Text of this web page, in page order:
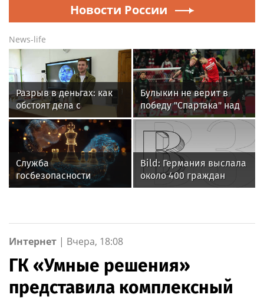
Новости России
News-life
Разрыв в деньгах: как
обстоят дела с
гендерными
стереотипами на рынке
труда в России
Булыкин не верит в
победу "Спартака" над
"Краснодаром" в матче
РПЛ
Служба
госбезопасности
Узбекистана
Bild: Германия выслала
около 400 граждан
России с 2022 года
Интернет | Вчера, 18:08
ГК «Умные решения»
представила комплексный